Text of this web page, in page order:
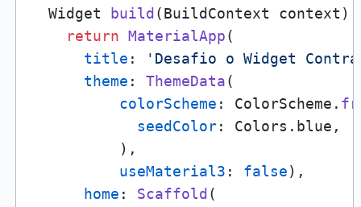
  Widget
build (BuildContext context)
return MaterialApp(
title :
'Desafio o Widget
theme : ThemeData(
colorScheme : ColorScheme.
seedColor: Colors.blue,
          ),
useMaterial3 : false),
home : Scaffold (